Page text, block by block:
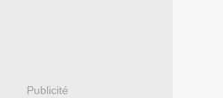
Publicité